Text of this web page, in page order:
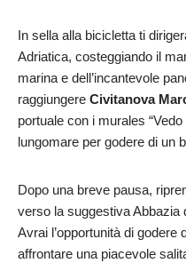
In sella alla bicicletta ti
Adriatica, costeggiando il
marina e dell’incantevole
raggiungere Civitanova
portuale con i murales
lungomare per godere di un
Dopo una breve pausa,
verso la suggestiva Abbazia
Avrai l’opportunità di
affrontare una piacevole